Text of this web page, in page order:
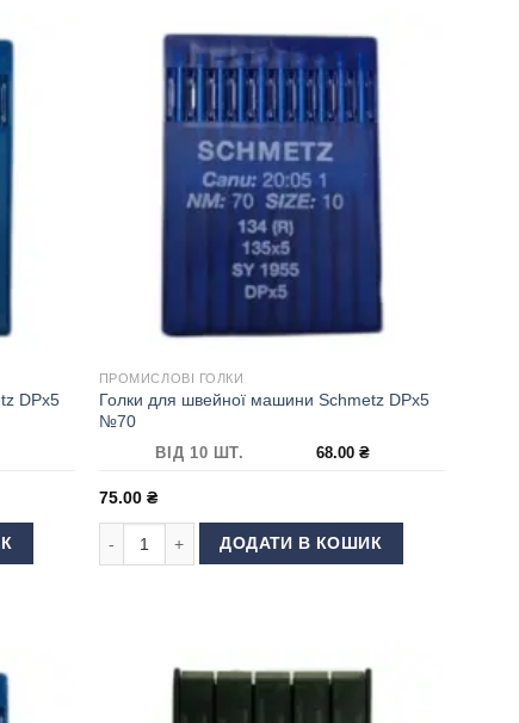
DPx5
№90 кількість
ПРОМИСЛОВІ ГОЛКИ
Голки для швейної машини Schmetz DPx5
№70
ВІД 10 ШТ. 68.00₴
75.00 ₴
Голки для швейної машини Schmetz DPx5 №70
ДОДАТИ В КОШИК